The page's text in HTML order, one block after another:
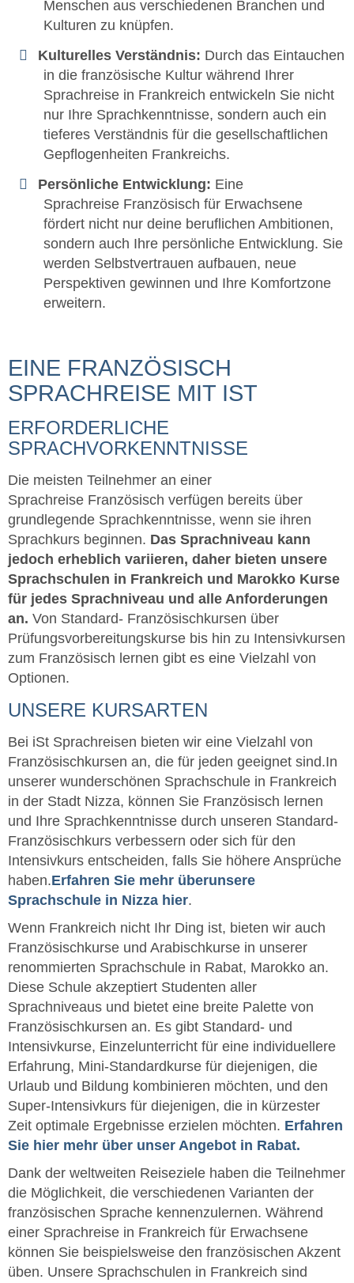
Menschen aus verschiedenen Branchen und
Kulturen zu knüpfen.
Kulturelles Verständnis: Durch das Eintauchen
in die französische Kultur während Ihrer
Sprachreise in Frankreich entwickeln Sie nicht
nur Ihre Sprachkenntnisse, sondern auch ein
tieferes Verständnis für die gesellschaftlichen
Gepflogenheiten Frankreichs.
Persönliche Entwicklung: Eine
Sprachreise Französisch für Erwachsene
fördert nicht nur deine beruflichen Ambitionen,
sondern auch Ihre persönliche Entwicklung. Sie
werden Selbstvertrauen aufbauen, neue
Perspektiven gewinnen und Ihre Komfortzone
erweitern.
EINE FRANZÖSISCH
SPRACHREISE MIT IST
ERFORDERLICHE
SPRACHVORKENNTNISSE
Die meisten Teilnehmer an einer
Sprachreise Französisch verfügen bereits über
grundlegende Sprachkenntnisse, wenn sie ihren
Sprachkurs beginnen. Das Sprachniveau kann
jedoch erheblich variieren, daher bieten unsere
Sprachschulen in Frankreich und Marokko Kurse
für jedes Sprachniveau und alle Anforderungen
an. Von Standard- Französischkursen über
Prüfungsvorbereitungskurse bis hin zu Intensivkursen
zum Französisch lernen gibt es eine Vielzahl von
Optionen.
UNSERE KURSARTEN
Bei iSt Sprachreisen bieten wir eine Vielzahl von
Französischkursen an, die für jeden geeignet sind.In
unserer wunderschönen Sprachschule in Frankreich
in der Stadt Nizza, können Sie Französisch lernen
und Ihre Sprachkenntnisse durch unseren Standard-
Französischkurs verbessern oder sich für den
Intensivkurs entscheiden, falls Sie höhere Ansprüche
haben.Erfahren Sie mehr überunsere
Sprachschule in Nizza hier.
Wenn Frankreich nicht Ihr Ding ist, bieten wir auch
Französischkurse und Arabischkurse in unserer
renommierten Sprachschule in Rabat, Marokko an.
Diese Schule akzeptiert Studenten aller
Sprachniveaus und bietet eine breite Palette von
Französischkursen an. Es gibt Standard- und
Intensivkurse, Einzelunterricht für eine individuellere
Erfahrung, Mini-Standardkurse für diejenigen, die
Urlaub und Bildung kombinieren möchten, und den
Super-Intensivkurs für diejenigen, die in kürzester
Zeit optimale Ergebnisse erzielen möchten. Erfahren
Sie hier mehr über unser Angebot in Rabat.
Dank der weltweiten Reiseziele haben die Teilnehmer
die Möglichkeit, die verschiedenen Varianten der
französischen Sprache kennenzulernen. Während
einer Sprachreise in Frankreich für Erwachsene
können Sie beispielsweise den französischen Akzent
üben. Unsere Sprachschulen in Frankreich sind